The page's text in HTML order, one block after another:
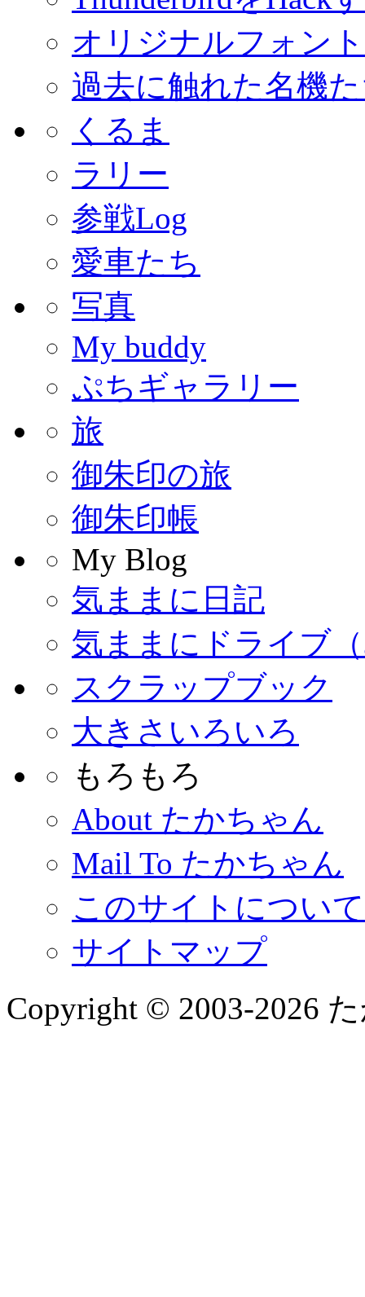
オリジナルフォント
過去に触れた名機
くるま
ラリー
参戦Log
愛車たち
写真
My buddy
ぷちギャラリー
旅
御朱印の旅
御朱印帳
My Blog
気ままに日記
気ままにドライブ
スクラップブック
大きさいろいろ
もろもろ
About たかちゃん
Mail To たかちゃん
このサイトについて
サイトマップ
Copyright © 2003-2026